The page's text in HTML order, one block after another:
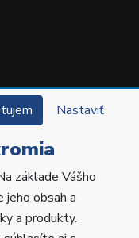
Všetky práva
Nastaviť
základe Vášho
jeho obsah a
a produkty.